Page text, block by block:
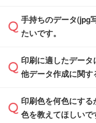
せいただければ、
タを1点作成いたし
積・ご注文フォー
ください。
ご入稿後は経験豊
がないかチェック
刷に進みますので
一部商品は入稿用
ます。各商品ペー
入稿用のテンプレ
Illustratorや
方」をご確認くだ
手持ちのデータ(jpg
たいです。
印刷に適したデー
タッフが事前に確
ムへ添付いただく
でお送りください
印刷に適したデー
他データ作成に関す
データ作成でお困
サポートいたしま
印刷色を何色にす
色を教えてほしいで